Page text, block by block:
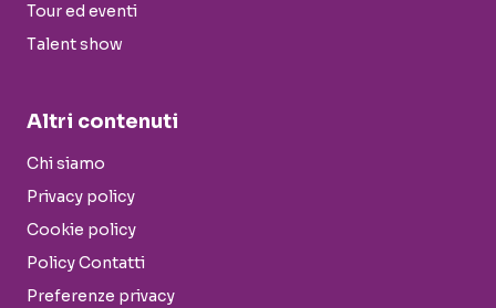
Tour ed eventi
Talent show
Altri contenuti
Chi siamo
Privacy policy
Cookie policy
Policy Contatti
Preferenze privacy